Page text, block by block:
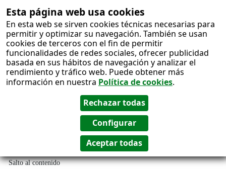
Esta página web usa cookies
En esta web se sirven cookies técnicas necesarias para
permitir y optimizar su navegación. También se usan
cookies de terceros con el fin de permitir
funcionalidades de redes sociales, ofrecer publicidad
basada en sus hábitos de navegación y analizar el
rendimiento y tráfico web. Puede obtener más
información en nuestra Política de cookies.
Salto al contenido